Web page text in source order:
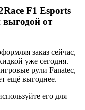
F1 Esports
от
заказ сейчас,
уже сегодня.
рули Fanatec,
ещё выгоднее.
его для